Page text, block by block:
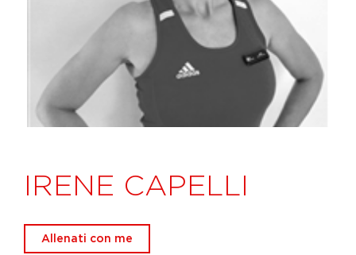
IRENE CAPELLI
Allenati con me